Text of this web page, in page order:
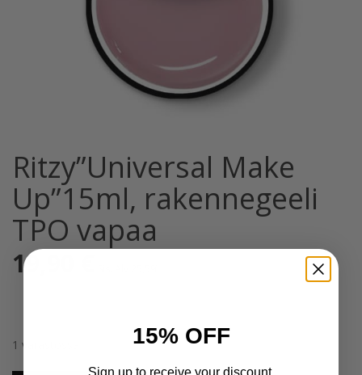
Ritzy”Universal Make
Up”15ml, rakennegeeli
TPO vapaa
19,90
1 varastossa 15% OFF
Sign up to receive your discount.